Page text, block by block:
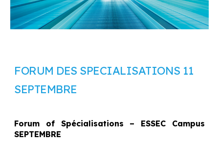
FORUM DES SPECIALISATIONS 11
SEPTEMBRE
Forum of Spécialisations – ESSEC Campus
SEPTEMBRE